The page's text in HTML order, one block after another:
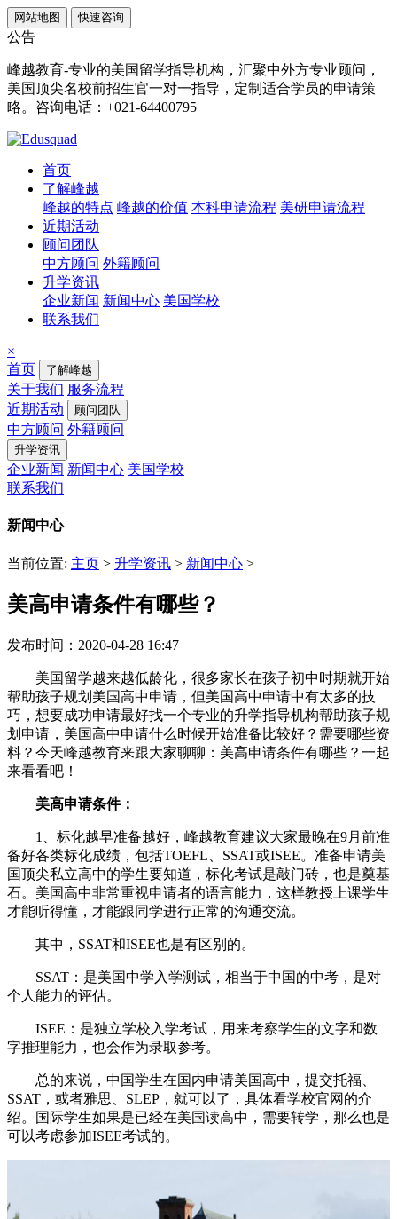
网站地图 快速咨询
公告
峰越教育-专业的美国留学指导机构，汇聚中外方专业顾问，
美国顶尖名校前招生官一对一指导，定制适合学员的申请策
略。咨询电话：+021-64400795
首页
了解峰越
峰越的特点 峰越的价值 本科申请流程 美研申请流程
近期活动
顾问团队
中方顾问 外籍顾问
升学资讯
企业新闻 新闻中心 美国学校
联系我们
×
首页
了解峰越
关于我们 服务流程
近期活动
顾问团队
中方顾问 外籍顾问
升学资讯
企业新闻 新闻中心 美国学校
联系我们
新闻中心
当前位置: 主页 > 升学资讯 > 新闻中心 >
美高申请条件有哪些？
发布时间：2020-04-28 16:47
美国留学越来越低龄化，很多家长在孩子初中时期就开始
帮助孩子规划美国高中申请，但美国高中申请中有太多的技
巧，想要成功申请最好找一个专业的升学指导机构帮助孩子规
划申请，美国高中申请什么时候开始准备比较好？需要哪些资
料？今天峰越教育来跟大家聊聊：美高申请条件有哪些？一起
来看看吧！
美高申请条件：
1、标化越早准备越好，峰越教育建议大家最晚在9月前准
备好各类标化成绩，包括TOEFL、SSAT或ISEE。准备申请美
国顶尖私立高中的学生要知道，标化考试是敲门砖，也是奠基
石。美国高中非常重视申请者的语言能力，这样教授上课学生
才能听得懂，才能跟同学进行正常的沟通交流。
其中，SSAT和ISEE也是有区别的。
SSAT：是美国中学入学测试，相当于中国的中考，是对
个人能力的评估。
ISEE：是独立学校入学考试，用来考察学生的文字和数
字推理能力，也会作为录取参考。
总的来说，中国学生在国内申请美国高中，提交托福、
SSAT，或者雅思、SLEP，就可以了，具体看学校官网的介
绍。国际学生如果是已经在美国读高中，需要转学，那么也是
可以考虑参加ISEE考试的。